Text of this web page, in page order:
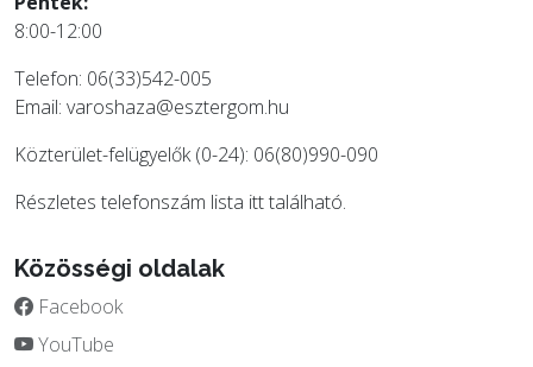
8:00-12:00
Telefon: 06(33)542-005
Email: varoshaza@esztergom.hu
Közterület-felügyelők (0-24): 06(80)990-090
Részletes telefonszám lista itttalálható.
Közösségi oldalak
Facebook
YouTube